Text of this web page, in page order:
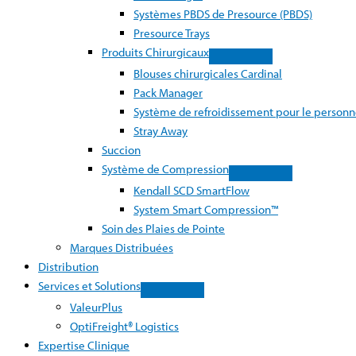
Systèmes PBDS de Presource (PBDS)
Presource Trays
Produits Chirurgicaux
Blouses chirurgicales Cardinal
Pack Manager
Système de refroidissement pour le
Stray Away
Succion
Système de Compression
Kendall SCD SmartFlow
System Smart Compression™
Soin des Plaies de Pointe
Marques Distribuées
Distribution
Services et Solutions
ValeurPlus
OptiFreight® Logistics
Expertise Clinique